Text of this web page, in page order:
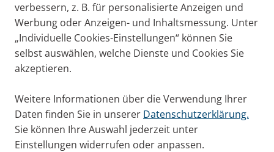
verbessern, z. B. für personalisierte Anzeigen und
Werbung oder Anzeigen- und Inhaltsmessung. Unter
„Individuelle Cookies-Einstellungen“ können Sie
selbst auswählen, welche Dienste und Cookies Sie
akzeptieren.
Weitere Informationen über die Verwendung Ihrer
Daten finden Sie in unserer Datenschutzerklärung.
Sie können Ihre Auswahl jederzeit unter
Einstellungen widerrufen oder anpassen.